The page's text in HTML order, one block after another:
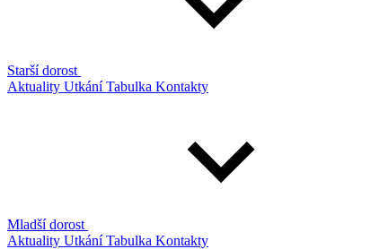
Starší dorost
Aktuality UtkáníTabulka Kontakty
Mladší dorost
Aktuality UtkáníTabulka Kontakty